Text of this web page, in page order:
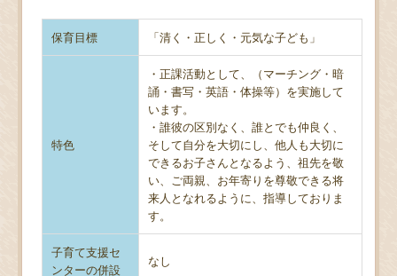
保育目標 「清く・正しく・元気な子ども」
特色
・正課活動として、（マーチング・暗
誦・書写・英語・体操等）を実施して
います。
・誰彼の区別なく、誰とでも仲良く、
そして自分を大切にし、他人も大切に
できるお子さんとなるよう、祖先を敬
い、ご両親、お年寄りを尊敬できる将
来人となれるように、指導しておりま
す。
子育て支援セ
ンターの併設
なし